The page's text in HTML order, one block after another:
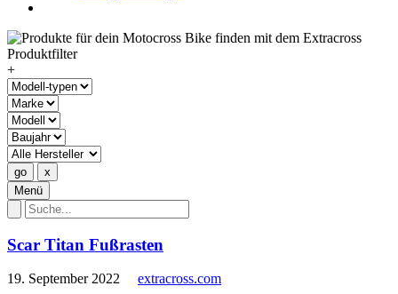
+
Menü
Scar Titan Fußrasten
19. September 2022 extracross.com